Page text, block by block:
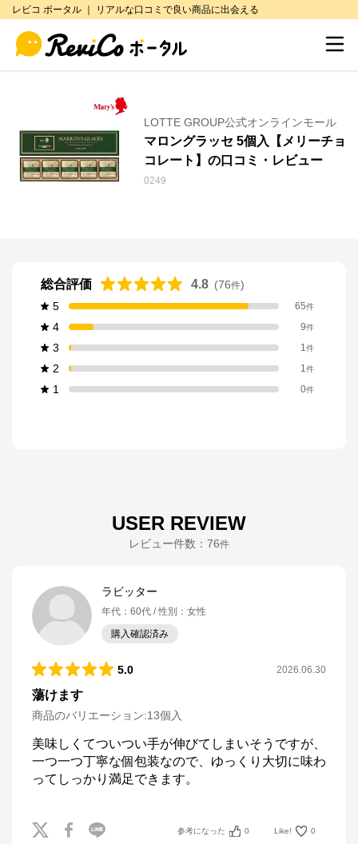
レビコ ポータル ｜ リアルな口コミで良い商品に出会える
LOTTE GROUP公式オンラインモール
マロングラッセ 5個入【メリーチョ
コレート】の口コミ・レビュー
0249
総合評価 4.8 (76件)
5
65件
4 9件
3 1件
2 1件
1 0件
USER REVIEW
レビュー件数： 76件
ラビッター
年代 ： 60代 性別 ： 女性
購入確認済み
5.0 2026.06.30
蕩けます
商品のバリエーション:13個入
美味しくてついつい手が伸びてしまいそうですが、
一つ一つ丁寧な個包装なので、ゆっくり大切に味わ
ってしっかり満足できます。
参考になった 0 Like! 0